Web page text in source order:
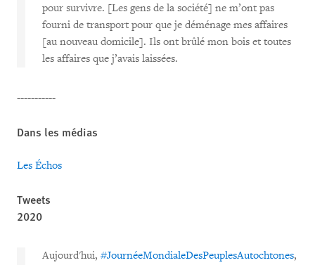
pour survivre. [Les gens de la société] ne m’ont pas
fourni de transport pour que je déménage mes affaires
[au nouveau domicile]. Ils ont brûlé mon bois et toutes
les affaires que j’avais laissées.
-----------
Dans les médias
Les Échos
Tweets
2020
Aujourd'hui, #JournéeMondialeDesPeuplesAutochtones,